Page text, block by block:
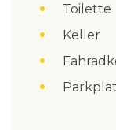
Toilette
Keller